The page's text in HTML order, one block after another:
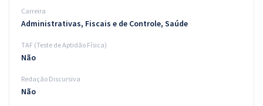
Carreira
Administrativas, Fiscais e de Controle, Saúde
TAF (Teste de Aptidão Física)
Não
Redação Discursiva
Não